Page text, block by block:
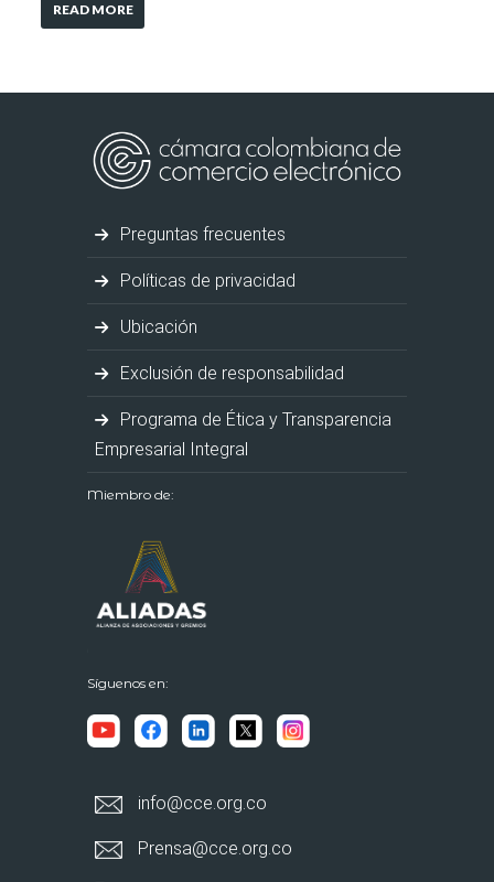
READ MORE
Preguntas frecuentes
Políticas de privacidad
Ubicación
Exclusión de responsabilidad
Programa de Ética y Transparencia
Empresarial Integral
Miembro de:
Síguenos en:
info@cce.org.co
Prensa@cce.org.co